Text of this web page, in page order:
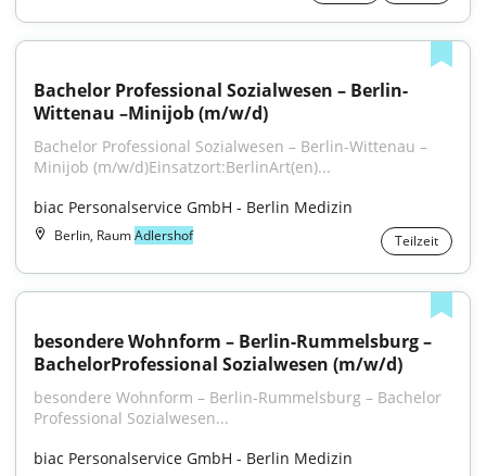
Bachelor Professional Sozialwesen – Berlin-
Wittenau –Minijob (m/w/d)
Bachelor Professional Sozialwesen – Berlin-Wittenau –
Minijob (m⁠/⁠w⁠/⁠d)Einsatzort:BerlinArt(en)...
biac Personalservice GmbH - Berlin Medizin
Berlin, RaumAdlershof Teilzeit
besondere Wohnform – Berlin-Rummelsburg –
BachelorProfessional Sozialwesen (m/w/d)
besondere Wohnform – Berlin-Rummelsburg – Bachelor
Professional Sozialwesen...
biac Personalservice GmbH - Berlin Medizin